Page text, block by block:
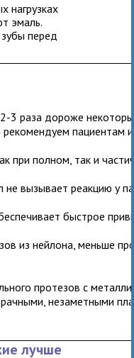
нагрузках
эмаль.
перед
3 раза дороже
пациентам
при полном, так и
не вызывает реакцию у
быстрое
из нейлона, меньше
протезов с
незаметными
лучше